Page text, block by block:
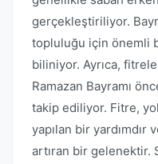
gerçekleştiriliyor.
topluluğu için önemli
biliniyor. Ayrıca,
Ramazan Bayramı
takip ediliyor. Fitre,
yapılan bir yardımdır
artıran bir gelenektir.